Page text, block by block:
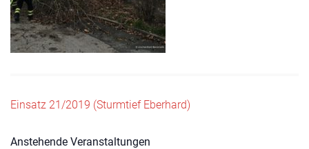
Beitragsnavigation
Einsatz 21/2019 (Sturmtief Eberhard)
Anstehende Veranstaltungen